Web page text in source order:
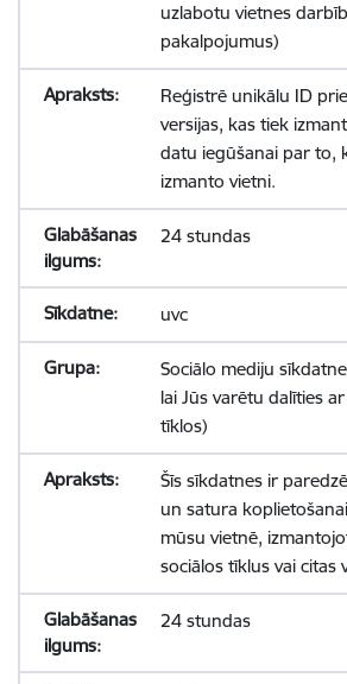
uzlabotu vietnes
pakalpojumus)
Reģistrē unikālu ID
versijas, kas tiek
datu iegūšanai par to,
izmanto vietni.
24 stundas
uvc
Sociālo mediju
lai Jūs varētu dalīties
tīklos)
Šīs sīkdatnes ir
un satura
mūsu vietnē,
sociālos tīklus vai citas
24 stundas